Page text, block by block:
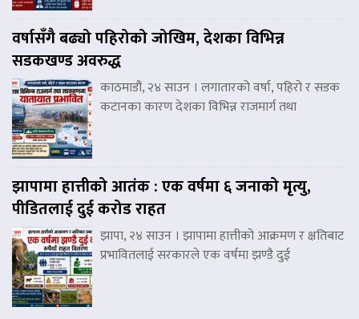
वर्षासँगै बढ्यो पहिरोको जोखिम, देशका विभिन्न
सडकखण्ड अवरुद्ध
काठमाडौं, २४ साउन । लगातारको वर्षा, पहिरो र सडक
कटानका कारण देशका विभिन्न राजमार्ग तथा
झापामा हात्तीको आतंक : एक वर्षमा ६ जनाको मृत्यु,
पीडितलाई दुई करोड राहत
झापा, २४ साउन । झापामा हात्तीको आक्रमण र क्षतिबाट
प्रभावितलाई सरकारले एक वर्षमा झण्डै दुई